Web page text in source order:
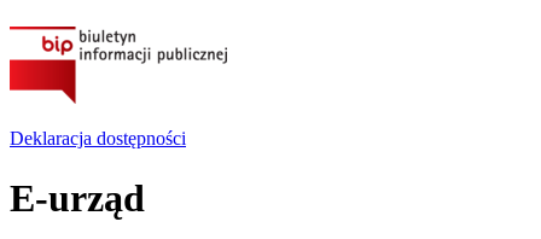
Deklaracja dostępności
E-urząd